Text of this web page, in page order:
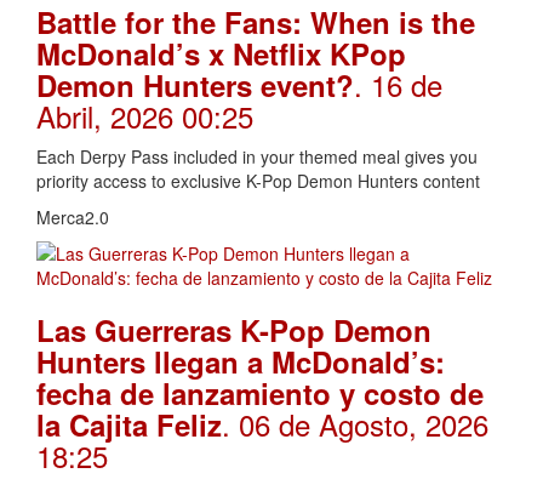
Battle for the Fans: When is the
McDonald’s x Netflix KPop
Demon Hunters event?. 16 de
Abril, 2026 00:25
Each Derpy Pass included in your themed meal gives you
priority access to exclusive K-Pop Demon Hunters content
Merca2.0
Las Guerreras K-Pop Demon
Hunters llegan a McDonald’s:
fecha de lanzamiento y costo de
la Cajita Feliz. 06 de Agosto, 2026
18:25